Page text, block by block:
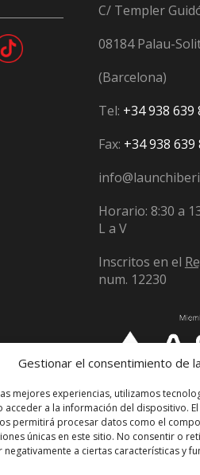
Gestionar el consentimiento de
mejores experiencias, utilizamos
acceder a la información del dispositivo.
permitirá procesar datos como el
únicas en este sitio. No consentir o
a ciertas características y
C/ Templer
08184 Palau-
(Barcelona)
Tel: +34 938 639
Fax: +34 938 639
Horario: 8:30 a
L a V
Inscritos en el
num. 12230